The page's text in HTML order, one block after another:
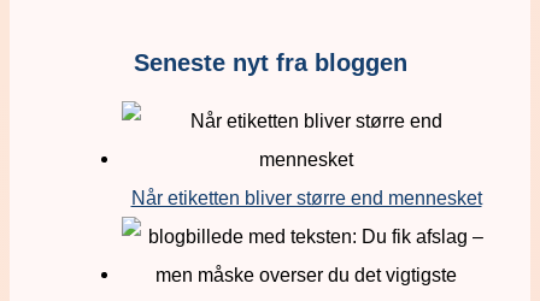
Seneste nyt fra bloggen
Når etiketten bliver større end mennesket